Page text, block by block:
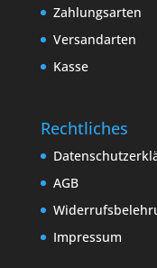
Zahlungsarten
Versandarten
Kasse
Rechtliches
AGB
Impressum